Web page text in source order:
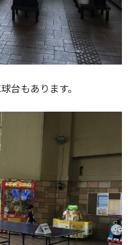
台もあります。